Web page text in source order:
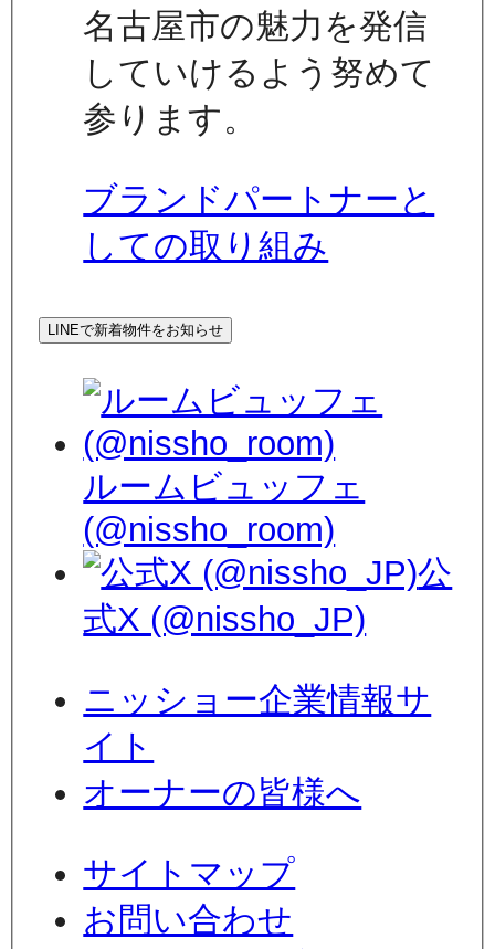
名古屋市の魅力を発信
していけるよう努めて
参ります。
ブランドパートナーと
しての取り組み
LINEで新着物件をお知らせ
ルームビュッフェ
(@nissho_room)
公
式X (@nissho_JP)
ニッショー企業情報サ
イト
オーナーの皆様へ
サイトマップ
お問い合わせ